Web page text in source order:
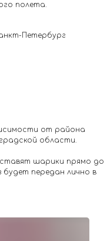
полета.
Петербург
от района
области.
шарики прямо до
передан лично в